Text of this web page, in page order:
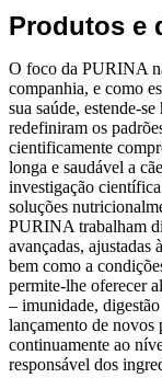
Produtos e
O foco da PURINA
companhia, e como
sua saúde, estende-
redefiniram os
cientificamente
longa e saudável a
investigação
soluções
PURINA trabalham
avançadas, ajustadas
bem como a
permite-lhe oferecer
– imunidade,
lançamento de
continuamente ao
responsável dos